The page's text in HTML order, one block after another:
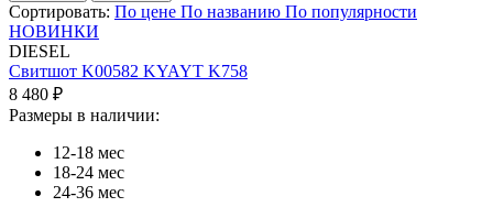
Сортировать: По цене По названию По популярности
НОВИНКИ
DIESEL
Свитшот K00582 KYAYT K758
8 480 ₽
Размеры в наличии:
12-18 мес
18-24 мес
24-36 мес